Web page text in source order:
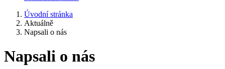
Úvodní stránka
Aktuálně
Napsali o nás
Napsali o nás